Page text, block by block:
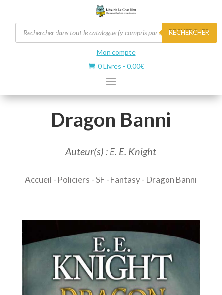
Recherche
de
produits
RECHERCHER
Mon compte
 0 Livres - 0.00€
Dragon Banni
Auteur(s) : E. E. Knight
Accueil - Policiers - SF- Fantasy- Dragon Banni